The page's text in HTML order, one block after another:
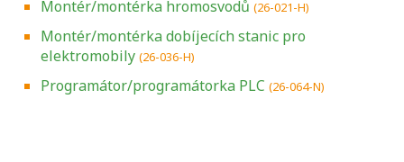
Montér/montérka hromosvodů (26-021-H)
Montér/montérka dobíjecích stanic pro
elektromobily (26-036-H)
Programátor/programátorka PLC (26-064-N)
Projděte si seznam profesních kvalifikací.